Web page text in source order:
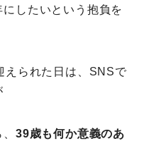
したいという抱負を
えられた日は、SNSで
39歳も何か意義のあ